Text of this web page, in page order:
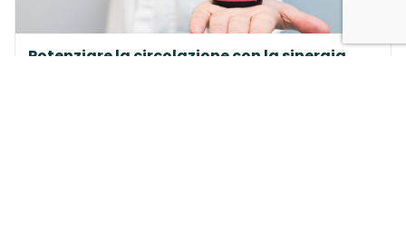
Potenziare la circolazione con la sinergia